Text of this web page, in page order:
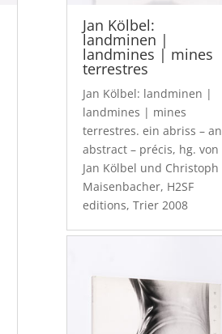
Jan Kölbel:
landminen |
landmines | mines
terrestres
Jan Kölbel: landminen |
landmines | mines
terrestres. ein abriss – an
abstract – précis, hg. von
Jan Kölbel und Christoph
Maisenbacher, H2SF
editions, Trier 2008